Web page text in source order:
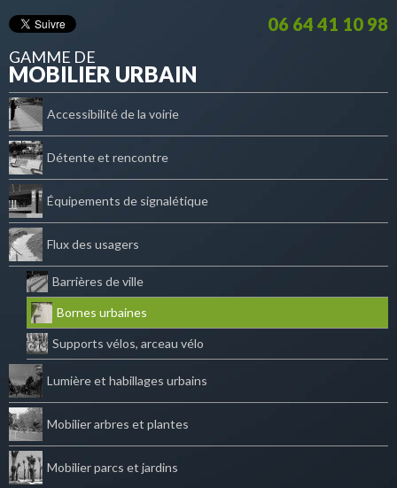
06 64 41 10 98
GAMME DE
MOBILIER URBAIN
Accessibilité de la voirie
Détente et rencontre
Équipements de signalétique
Flux des usagers
Barrières de ville
Bornes urbaines
Supports vélos, arceau vélo
Lumière et habillages urbains
Mobilier arbres et plantes
Mobilier parcs et jardins